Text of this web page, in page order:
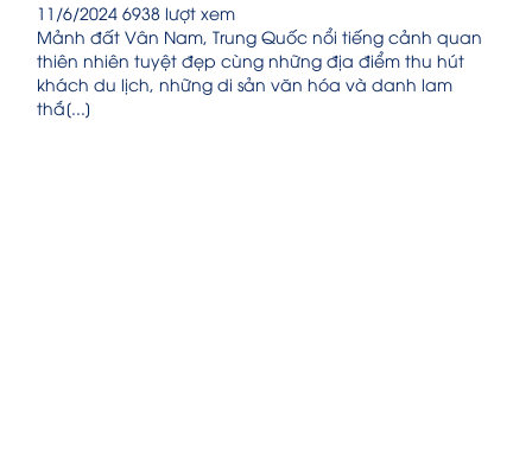
11/6/2024 6938 lượt xem
Mảnh đất Vân Nam, Trung Quốc nổi tiếng cảnh quan
thiên nhiên tuyệt đẹp cùng những địa điểm thu hút
khách du lịch, những di sản văn hóa và danh lam
thắ[...]